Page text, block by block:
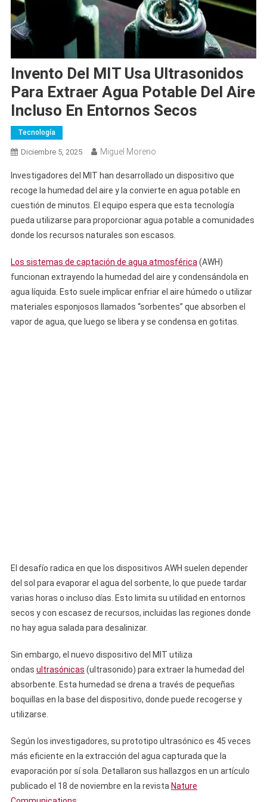
Invento Del MIT Usa Ultrasonidos
Para Extraer Agua Potable Del Aire
Incluso En Entornos Secos
Tecnología
Diciembre 5, 2025 Miguel Moreno
Investigadores del MIT han desarrollado un dispositivo que
recoge la humedad del aire y la convierte en agua potable en
cuestión de minutos. El equipo espera que esta tecnología
pueda utilizarse para proporcionar agua potable a comunidades
donde los recursos naturales son escasos.
Los sistemas de captación de agua atmosférica (AWH)
funcionan extrayendo la humedad del aire y condensándola en
agua líquida. Esto suele implicar enfriar el aire húmedo o utilizar
materiales esponjosos llamados “sorbentes” que absorben el
vapor de agua, que luego se libera y se condensa en gotitas.
El desafío radica en que los dispositivos AWH suelen depender
del sol para evaporar el agua del sorbente, lo que puede tardar
varias horas o incluso días. Esto limita su utilidad en entornos
secos y con escasez de recursos, incluidas las regiones donde
no hay agua salada para desalinizar.
Sin embargo, el nuevo dispositivo del MIT utiliza
ondas ultrasónicas (ultrasonido) para extraer la humedad del
absorbente. Esta humedad se drena a través de pequeñas
boquillas en la base del dispositivo, donde puede recogerse y
utilizarse.
Según los investigadores, su prototipo ultrasónico es 45 veces
más eficiente en la extracción del agua capturada que la
evaporación por sí sola. Detallaron sus hallazgos en un artículo
publicado el 18 de noviembre en la revista Nature